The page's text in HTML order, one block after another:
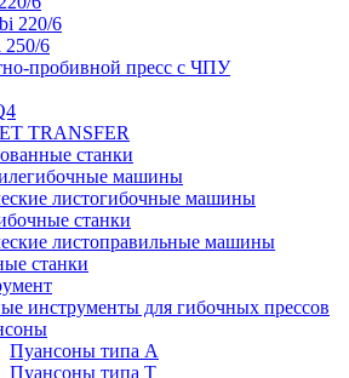
220/6
250/6
пробивной пресс с ЧПУ
TRANSFER
станки
машины
листогибочные машины
станки
листоправильные машины
станки
инструменты для гибочных прессов
Пуансоны типа A
Пуансоны типа T